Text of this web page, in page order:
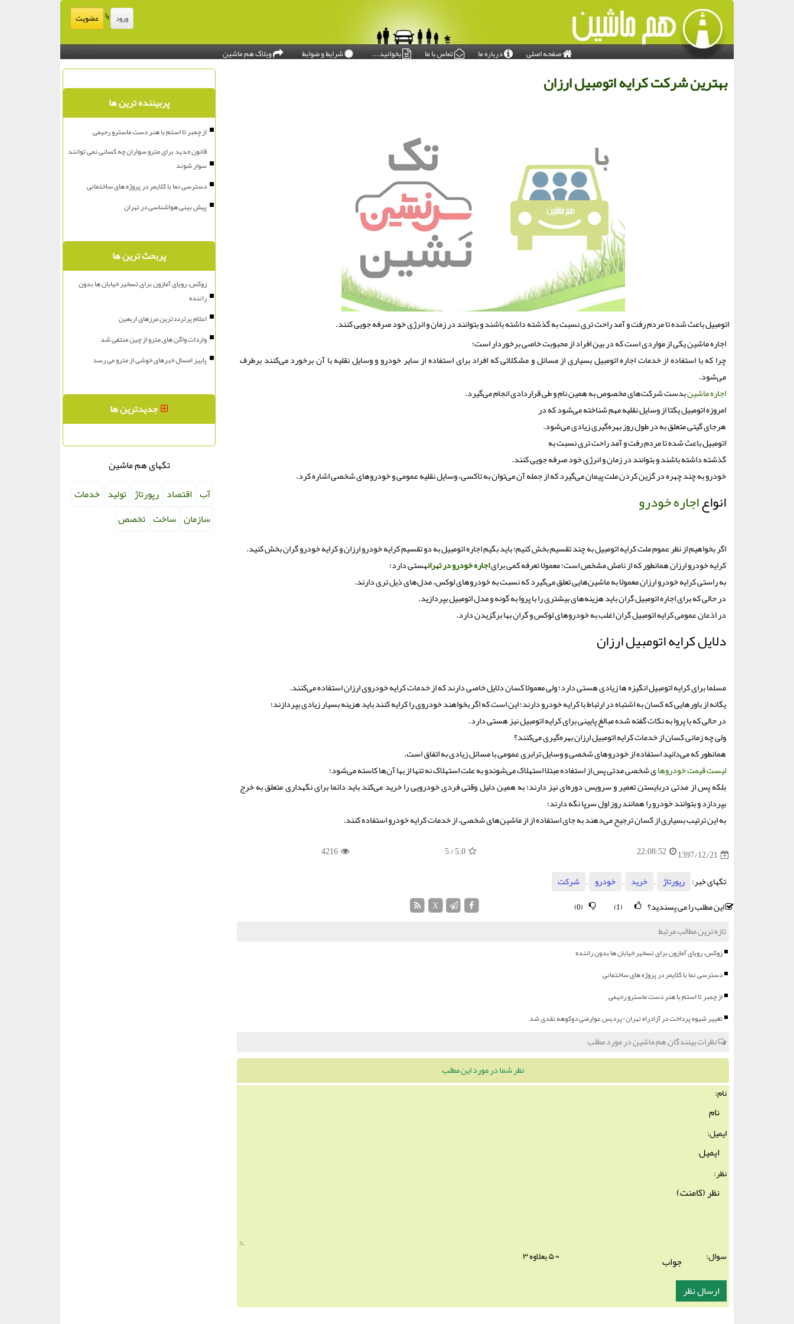
ورود یا عضویت
صفحه اصلی درباره ما تماس با ما بخوانید... شرایط و ضوابط
وبلاگ هم ماشین
بهترین شركت كرایه اتومبیل ارزان
اتومبیل باعث شده تا مردم رفت و آمد راحت تری نسبت به گذشته داشته باشند و بتوانند در زمان و انرژی خود صرفه جویی كنند.
اجاره ماشین یکی از مواردی است که در بین افراد از محبوبت خاصی برخوردار است؛
چرا که با استفاده از خدمات اجاره اتومبیل بسیاری از مسائل و مشکلاتی که افراد برای استفاده از سایر خودرو و وسایل نقلیه با آن برخورد می‌کنند برطرف
می‌شود.
اجاره ماشینبدست شرکت‌های مخصوص به همین نام و طی قراردادی انجام می‌گیرد.
امروزه اتومبیل یکتا از وسایل نقلیه مهم شناخته می‌شود که در
هرجای گیتی متعلق به در طول روز بهره‌گیری زیادی می‌شود.
اتومبیل باعث شده تا مردم رفت و آمد راحت تری نسبت به
گذشته داشته باشند و بتوانند در زمان و انرژی خود صرفه جویی کنند.
خودرو به چند چهره در گزین کردن ملت پیمان می‌گیرد که از جمله آن می‌توان به تاکسی، وسایل نقلیه عمومی و خودروهای شخصی اشاره کرد.
انواعاجاره خودرو
اگر بخواهیم از نظر عموم ملت کرایه اتومبیل به چند تقسیم بخش کنیم؛ باید بگیم اجاره اتومبیل به دو تقسیم کرایه خودرو ارزان و کرایه خودرو گران بخش کنید.
کرایه خودرو ارزان همانطور که از نامش مشخص است؛ معمولا تعرفه کمی برایاجاره خودرو در تهرانهستی دارد؛
به راستی کرایه خودرو ارزان معمولا به ماشین‌هایی تعلق می‌گیرد که نسبت به خودروهای لوکس، مدل‌های ذیل تری دارند.
در حالی که برای اجاره اتومبیل گران باید هزینه‌های بیشتری را با پروا به گونه و مدل اتومبیل بپردازید.
در اذعان عمومی کرایه اتومبیل گران اغلب به خودروهای لوکس و گران بها برگزیدن دارد.
دلایل کرایه اتومبیل ارزان
مسلما برای کرایه اتومبیل انگیزه ها زیادی هستی دارد؛ ولی معمولا کسان دلایل خاصی دارند که از خدمات کرایه خودروی ارزان استفاده می‌کنند.
یگانه از باورهایی که کسان به اشتباه در ارتباط با کرایه خودرو دارند؛ این است که اگر بخواهند خودروی را کرایه کنند باید هزینه بسیار زیادی بپردازند؛
در حالی که با پروا به نکات گفته شده مبالغ پایینی برای کرایه اتومبیل نیز هستی دارد.
ولی چه زمانی کسان از خدمات کرایه اتومبیل ارزان بهره‌گیری می‌کنند؟
همانطور که می‌دانید استفاده از خودروهای شخصی و وسایل ترابری عمومی با مسائل زیادی به اتفاق است.
لیست قیمت خودروهای شخصی مدتی پس از استفاده مبتلا استهلاک می‌شوندو به علت استهلاک نه تنها از بها آن‌ها کاسته می‌شود؛
بلکه پس از مدتی دربایستن تعمیر و سرویس دوره‌ای نیز دارند؛ به همین دلیل وقتی فردی خودرویی را خرید می‌کند باید دائما برای نگهداری متعلق به خرج
بپردازد و بتوانند خودرو را همانند روز اول سرپا نگه دارند؛
به این ترتیب بسیاری از کسان ترجیح می‌دهند به جای استفاده از از ماشین‌های شخصی، از خدمات کرایه خودرو استفاده کنند.
1397/12/21
22:08:52
5.0
/ 5
4216
تگهای خبر: رپورتاژ , خرید , خودرو , شركت
این مطلب را می پسندید؟
(1)
(0)
X
تازه ترین مطالب مرتبط
زوکس، رویای آمازون برای تسخیر خیابان ها بدون راننده
دسترسی نما با کلایمر در پروژه های ساختمانی
از چمبر تا استم با هنر دست ماسترو رحیمی
تغییر شیوه پرداخت در آزادراه تهران-پردیس عوارضی دوکوهه نقدی شد
نظرات بینندگان هم ماشین در مورد مطلب
نظر شما در مورد این مطلب
نام:
ایمیل:
نظر:
سوال: = ۵ بعلاوه ۳
پربیننده ترین ها
از چمبر تا استم با هنر دست ماسترو رحیمی
قانون جدید برای مترو سواران چه کسانی نمی توانند
سوار شوند
دسترسی نما با کلایمر در پروژه های ساختمانی
پیش بینی هواشناسی در تهران
پربحث ترین ها
زوکس، رویای آمازون برای تسخیر خیابان ها بدون
راننده
اعلام پرترددترین مرزهای اربعین
واردات واگن های مترو از چین منتفی شد
پاییز امسال خبرهای خوشی از مترو می رسد
جدیدترین ها
تگهای هم ماشین
آب اقتصاد رپورتاژ تولید خدمات
سازمان ساخت تخصص